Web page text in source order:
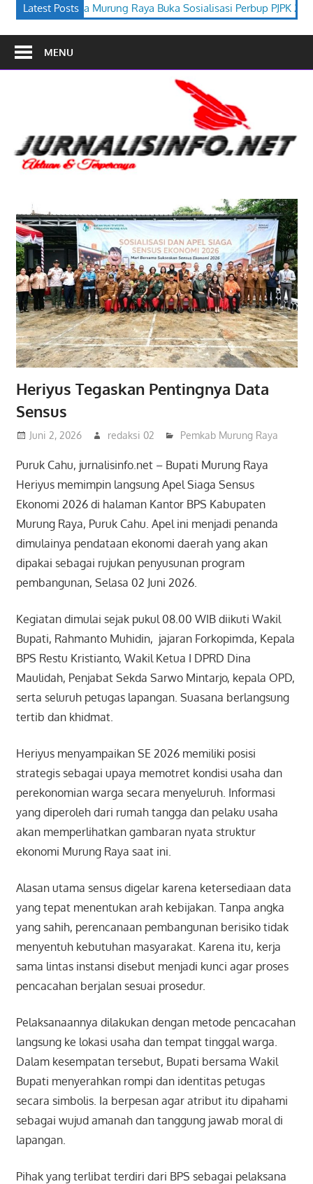
Latest Posts
Buka Sosialisasi Perbup PJPK 2026–2030 Festival Budaya
MENU
Heriyus Tegaskan Pentingnya Data
Sensus
Juni 2, 2026 redaksi 02 Pemkab Murung Raya
Puruk Cahu, jurnalisinfo.net – Bupati Murung Raya
Heriyus memimpin langsung Apel Siaga Sensus
Ekonomi 2026 di halaman Kantor BPS Kabupaten
Murung Raya, Puruk Cahu. Apel ini menjadi penanda
dimulainya pendataan ekonomi daerah yang akan
dipakai sebagai rujukan penyusunan program
pembangunan, Selasa 02 Juni 2026.
Kegiatan dimulai sejak pukul 08.00 WIB diikuti Wakil
Bupati, Rahmanto Muhidin, jajaran Forkopimda, Kepala
BPS Restu Kristianto, Wakil Ketua I DPRD Dina
Maulidah, Penjabat Sekda Sarwo Mintarjo, kepala OPD,
serta seluruh petugas lapangan. Suasana berlangsung
tertib dan khidmat.
Heriyus menyampaikan SE 2026 memiliki posisi
strategis sebagai upaya memotret kondisi usaha dan
perekonomian warga secara menyeluruh. Informasi
yang diperoleh dari rumah tangga dan pelaku usaha
akan memperlihatkan gambaran nyata struktur
ekonomi Murung Raya saat ini.
Alasan utama sensus digelar karena ketersediaan data
yang tepat menentukan arah kebijakan. Tanpa angka
yang sahih, perencanaan pembangunan berisiko tidak
menyentuh kebutuhan masyarakat. Karena itu, kerja
sama lintas instansi disebut menjadi kunci agar proses
pencacahan berjalan sesuai prosedur.
Pelaksanaannya dilakukan dengan metode pencacahan
langsung ke lokasi usaha dan tempat tinggal warga.
Dalam kesempatan tersebut, Bupati bersama Wakil
Bupati menyerahkan rompi dan identitas petugas
secara simbolis. Ia berpesan agar atribut itu dipahami
sebagai wujud amanah dan tanggung jawab moral di
lapangan.
Pihak yang terlibat terdiri dari BPS sebagai pelaksana